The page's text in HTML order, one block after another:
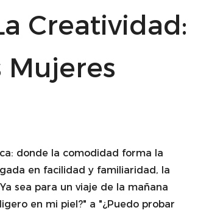
Creatividad:
Mujeres
donde la comodidad forma la
en facilidad y familiaridad, la
sea para un viaje de la mañana
en mi piel?" a "¿Puedo probar